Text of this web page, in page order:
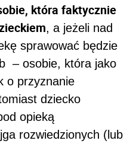
która faktycznie
, a jeżeli nad
sprawować będzie
– osobie, która jako
o przyznanie
dziecko
opieką
rozwiedzionych (lub